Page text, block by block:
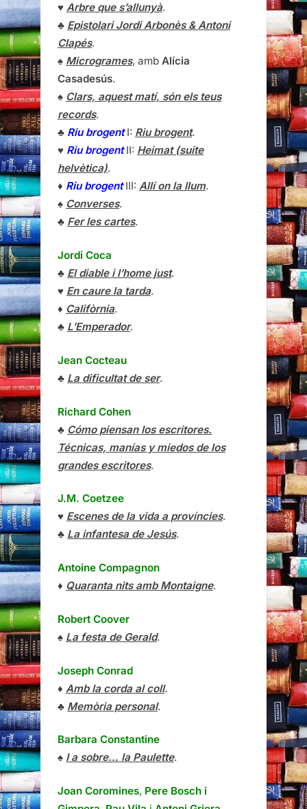
♥ Arbre que s’allunyà.
♣ Epistolari Jordi Arbonès & Antoni
Clapés.
♠ Microgrames, amb Alícia
Casadesús.
♠ Clars, aquest matí, són els teus
records.
♣ Riu brogentI: Riu brogent.
♥ Riu brogentII: Heimat (suite
helvètica).
♦ Riu brogentIII: Allí on la llum.
♠ Converses.
♣ Fer les cartes.
Jordi Coca
♣ El diable i l’home just.
♥ En caure la tarda.
♦ Califòrnia.
♣ L’Emperador.
Jean Cocteau
♣ La dificultat de ser.
Richard Cohen
♣ Cómo piensan los escritores.
Técnicas, manías y miedos de los
grandes escritores.
J.M. Coetzee
♥ Escenes de la vida a províncies.
♣ La infantesa de Jesús.
Antoine Compagnon
♦ Quaranta nits amb Montaigne.
Robert Coover
♠ La festa de Gerald.
Joseph Conrad
♦ Amb la corda al coll.
♣ Memòria personal.
Barbara Constantine
♠ I a sobre… la Paulette.
Joan Coromines, Pere Bosch i